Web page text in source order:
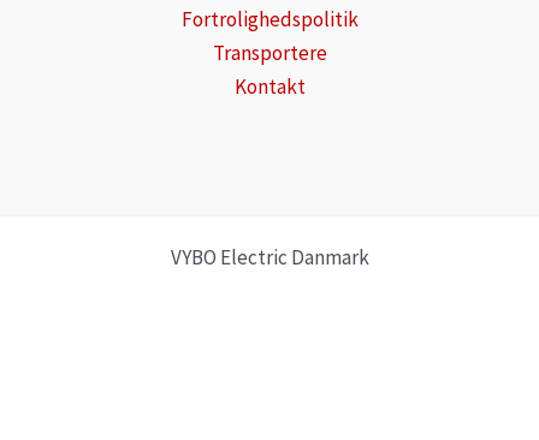
Fortrolighedspolitik
Transportere
Kontakt
VYBO Electric Danmark